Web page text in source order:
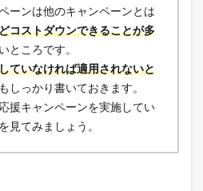
ーンは他のキャンペーンとは
コストダウンできることが多
ところです。
ていなければ適用されないと
しっかり書いておきます。
援キャンペーンを実施してい
見てみましょう。